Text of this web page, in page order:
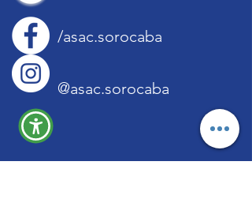
/asac.sorocaba
@asac.sorocaba